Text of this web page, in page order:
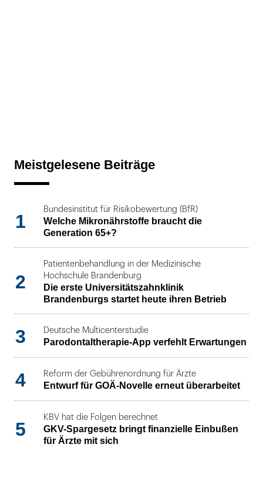
Meistgelesene Beiträge
1
Bundesinstitut für Risikobewertung (BfR)
Welche Mikronährstoffe braucht die
Generation 65+?
2
Patientenbehandlung in der Medizinische
Hochschule Brandenburg
Die erste Universitätszahnklinik
Brandenburgs startet heute ihren Betrieb
3 Deutsche Multicenterstudie
Parodontaltherapie-App verfehlt Erwartungen
4 Reform der Gebührenordnung für Ärzte
Entwurf für GOÄ-Novelle erneut überarbeitet
5
KBV hat die Folgen berechnet
GKV-Spargesetz bringt finanzielle Einbußen
für Ärzte mit sich